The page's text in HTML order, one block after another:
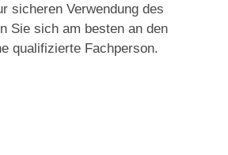
sicheren Verwendung des
Sie sich am besten an den
qualifizierte Fachperson.